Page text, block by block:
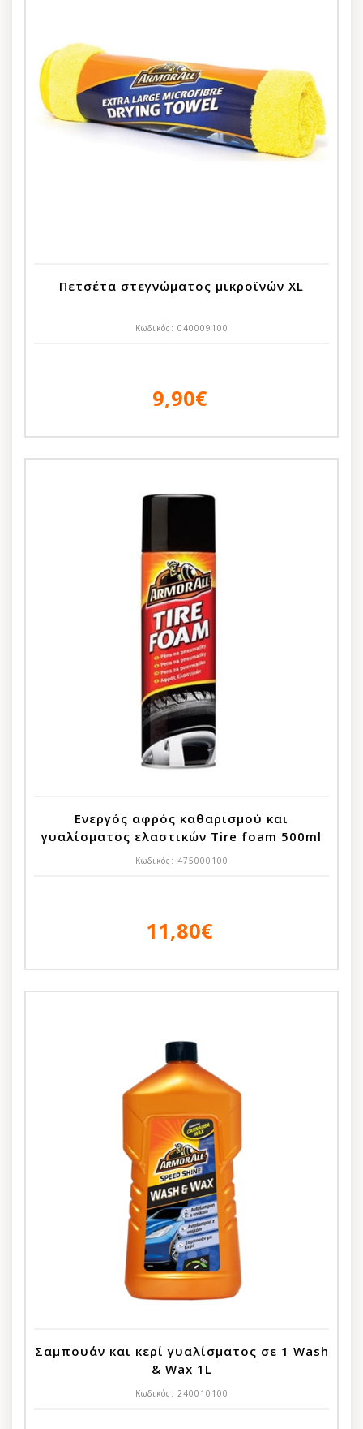
Πετσέτα στεγνώματος μικροϊνών XL
Κωδικός: 040009100
9,90€
Ενεργός αφρός καθαρισμού και
γυαλίσματος ελαστικών Tire foam 500ml
Κωδικός: 475000100
11,80€
Σαμπουάν και κερί γυαλίσματος σε 1 Wash
& Wax 1L
Κωδικός: 240010100